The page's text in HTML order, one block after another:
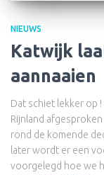
NIEUWS
Katwijk
aannaaien
Dat schiet lekker op
Rijnland
rond de komende
later wordt er een
voorgelegd hoe we